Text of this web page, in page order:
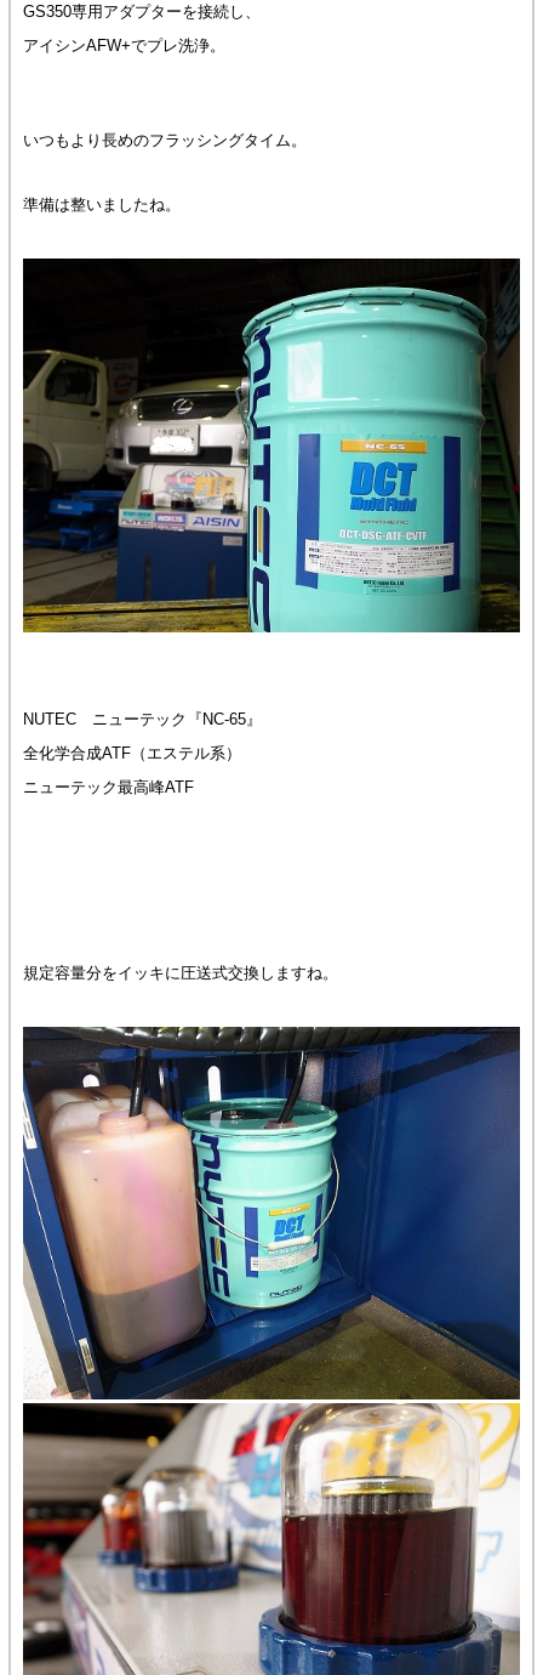
GS350専用アダプターを接続し、
アイシンAFW+でプレ洗浄。
いつもより長めのフラッシングタイム。
準備は整いましたね。
NUTEC ニューテック『NC-65』
全化学合成ATF（エステル系）
ニューテック最高峰ATF
規定容量分をイッキに圧送式交換しますね。